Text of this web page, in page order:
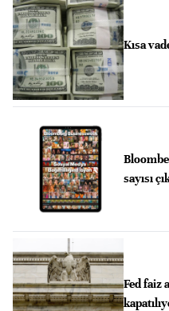
Kısa
sayısı
Fed faiz